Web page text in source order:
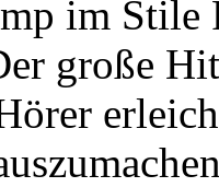
im
große